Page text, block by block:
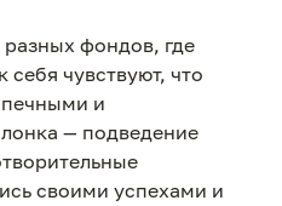
разных фондов, где
себя чувствуют, что
и
— подведение
своими успехами и